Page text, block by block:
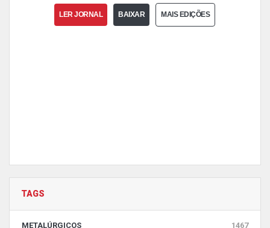
LER JORNAL BAIXAR MAIS EDIÇÕES
TAGS
METALÚRGICOS
1467